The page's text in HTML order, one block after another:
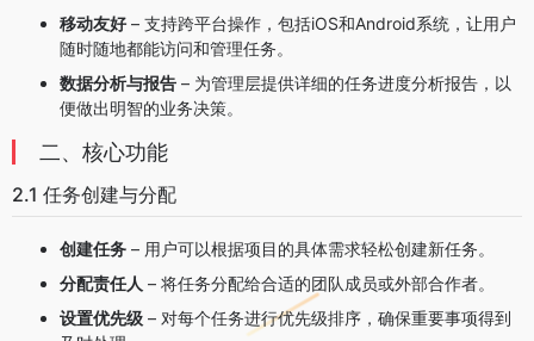
移动友好 – 支持跨平台操作，包括iOS和Android系统，让用户
随时随地都能访问和管理任务。
数据分析与报告 – 为管理层提供详细的任务进度分析报告，以
便做出明智的业务决策。
二、核心功能
2.1 任务创建与分配
创建任务 – 用户可以根据项目的具体需求轻松创建新任务。
分配责任人 – 将任务分配给合适的团队成员或外部合作者。
设置优先级 – 对每个任务进行优先级排序，确保重要事项得到